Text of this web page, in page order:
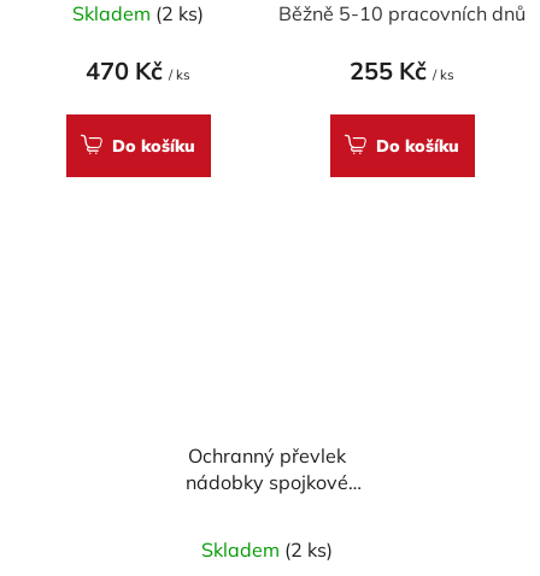
Skladem (2 ks)
470 Kč / ks
Do košíku
Běžně 5-10 pracovních dnů
255 Kč / ks
Do košíku
Ochranný převlek
nádobky spojkové
Skladem (2 ks)